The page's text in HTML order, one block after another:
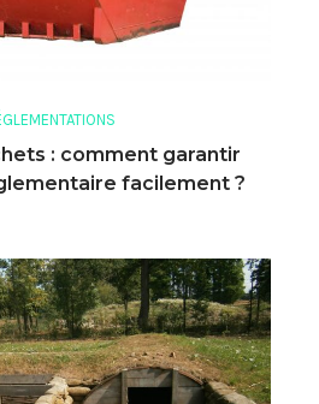
: comment garantir
facilement ?